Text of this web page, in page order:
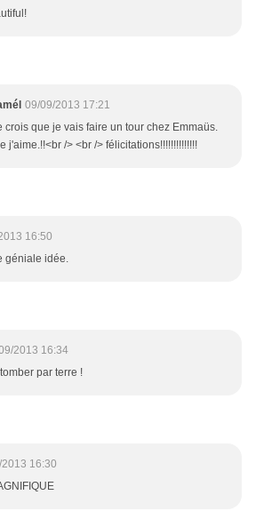
09/09/2013 17:21
crois que je vais faire un tour chez Emmaüs.
j'aime.!!<br /> <br /> félicitations!!!!!!!!!!!!!!
16:50
géniale idée.
2013 16:34
par terre !
16:30